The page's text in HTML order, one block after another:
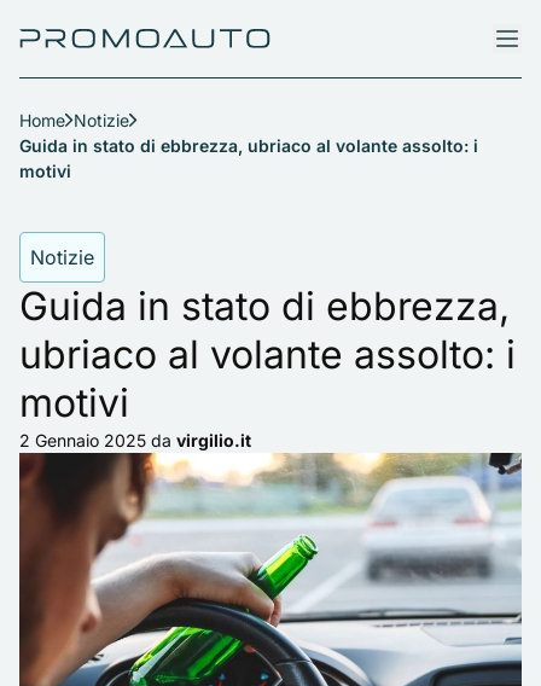
Home Notizie
Guida in stato di ebbrezza, ubriaco al volante assolto: i
motivi
Notizie
Guida in stato di ebbrezza,
ubriaco al volante assolto: i
motivi
2 Gennaio 2025 da virgilio.it